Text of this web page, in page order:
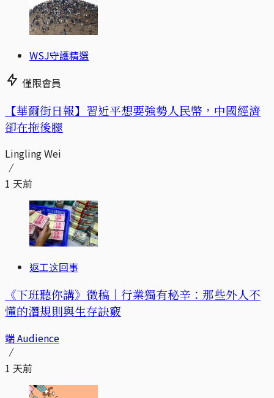
WSJ守護精選
僅限會員
【華爾街日報】習近平想要強勢人民幣，中國經濟
卻在拖後腿
Lingling Wei
1 天前
返工这回事
《下班聽你講》徵稿｜行業獨有秘辛：那些外人不
懂的潛規則與生存訣竅
端 Audience
1 天前